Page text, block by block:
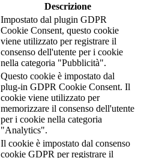
Descrizione
Impostato dal plugin GDPR
Cookie Consent, questo cookie
viene utilizzato per registrare il
consenso dell'utente per i cookie
nella categoria "Pubblicità".
Questo cookie è impostato dal
plug-in GDPR Cookie Consent. Il
cookie viene utilizzato per
memorizzare il consenso dell'utente
per i cookie nella categoria
"Analytics".
Il cookie è impostato dal consenso
cookie GDPR per registrare il